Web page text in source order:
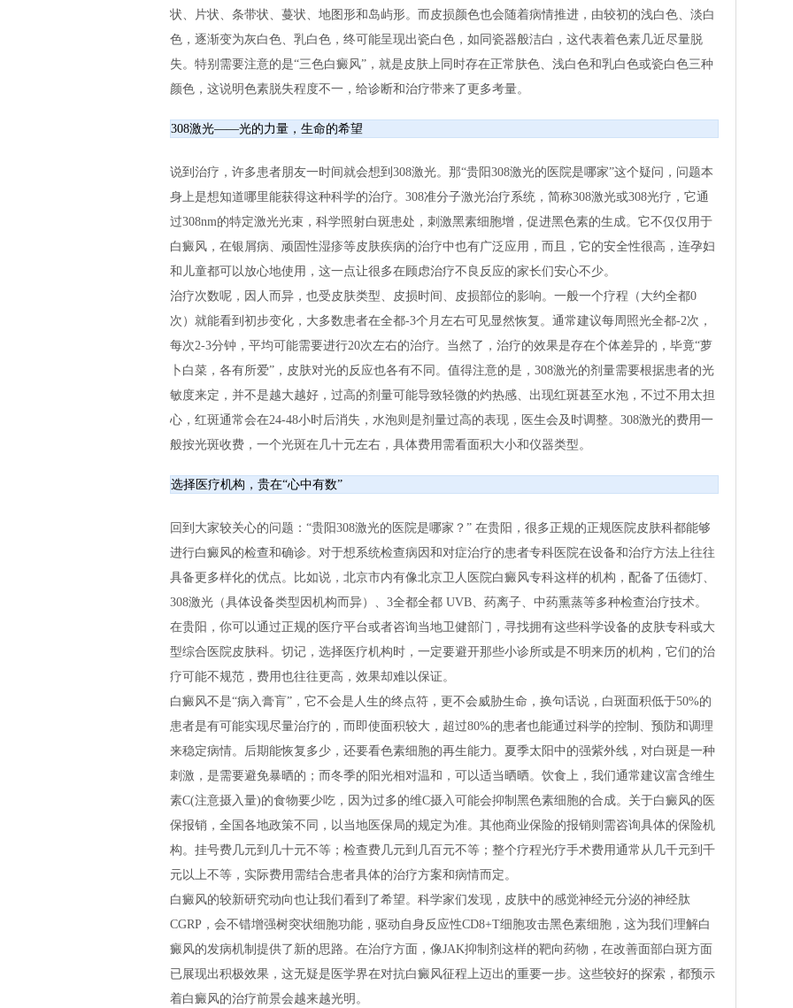
状、片状、条带状、蔓状、地图形和岛屿形。而皮损颜色也会随着病情推进，由较初的浅白色、淡白
色，逐渐变为灰白色、乳白色，终可能呈现出瓷白色，如同瓷器般洁白，这代表着色素几近尽量脱
失。特别需要注意的是“三色白癜风”，就是皮肤上同时存在正常肤色、浅白色和乳白色或瓷白色三种
颜色，这说明色素脱失程度不一，给诊断和治疗带来了更多考量。
308激光——光的力量，生命的希望
说到治疗，许多患者朋友一时间就会想到308激光。那“贵阳308激光的医院是哪家”这个疑问，问题本
身上是想知道哪里能获得这种科学的治疗。308准分子激光治疗系统，简称308激光或308光疗，它通
过308nm的特定激光光束，科学照射白斑患处，刺激黑素细胞增，促进黑色素的生成。它不仅仅用于
白癜风，在银屑病、顽固性湿疹等皮肤疾病的治疗中也有广泛应用，而且，它的安全性很高，连孕妇
和儿童都可以放心地使用，这一点让很多在顾虑治疗不良反应的家长们安心不少。
治疗次数呢，因人而异，也受皮肤类型、皮损时间、皮损部位的影响。一般一个疗程（大约全都0
次）就能看到初步变化，大多数患者在全都-3个月左右可见显然恢复。通常建议每周照光全都-2次，
每次2-3分钟，平均可能需要进行20次左右的治疗。当然了，治疗的效果是存在个体差异的，毕竟“萝
卜白菜，各有所爱”，皮肤对光的反应也各有不同。值得注意的是，308激光的剂量需要根据患者的光
敏度来定，并不是越大越好，过高的剂量可能导致轻微的灼热感、出现红斑甚至水泡，不过不用太担
心，红斑通常会在24-48小时后消失，水泡则是剂量过高的表现，医生会及时调整。308激光的费用一
般按光斑收费，一个光斑在几十元左右，具体费用需看面积大小和仪器类型。
选择医疗机构，贵在“心中有数”
回到大家较关心的问题：“贵阳308激光的医院是哪家？” 在贵阳，很多正规的正规医院皮肤科都能够
进行白癜风的检查和确诊。对于想系统检查病因和对症治疗的患者专科医院在设备和治疗方法上往往
具备更多样化的优点。比如说，北京市内有像北京卫人医院白癜风专科这样的机构，配备了伍德灯、
308激光（具体设备类型因机构而异）、3全都全都 UVB、药离子、中药熏蒸等多种检查治疗技术。
在贵阳，你可以通过正规的医疗平台或者咨询当地卫健部门，寻找拥有这些科学设备的皮肤专科或大
型综合医院皮肤科。切记，选择医疗机构时，一定要避开那些小诊所或是不明来历的机构，它们的治
疗可能不规范，费用也往往更高，效果却难以保证。
白癜风不是“病入膏肓”，它不会是人生的终点符，更不会威胁生命，换句话说，白斑面积低于50%的
患者是有可能实现尽量治疗的，而即使面积较大，超过80%的患者也能通过科学的控制、预防和调理
来稳定病情。后期能恢复多少，还要看色素细胞的再生能力。夏季太阳中的强紫外线，对白斑是一种
刺激，是需要避免暴晒的；而冬季的阳光相对温和，可以适当晒晒。饮食上，我们通常建议富含维生
素C(注意摄入量)的食物要少吃，因为过多的维C摄入可能会抑制黑色素细胞的合成。关于白癜风的医
保报销，全国各地政策不同，以当地医保局的规定为准。其他商业保险的报销则需咨询具体的保险机
构。挂号费几元到几十元不等；检查费几元到几百元不等；整个疗程光疗手术费用通常从几千元到千
元以上不等，实际费用需结合患者具体的治疗方案和病情而定。
白癜风的较新研究动向也让我们看到了希望。科学家们发现，皮肤中的感觉神经元分泌的神经肽
CGRP，会不错增强树突状细胞功能，驱动自身反应性CD8+T细胞攻击黑色素细胞，这为我们理解白
癜风的发病机制提供了新的思路。在治疗方面，像JAK抑制剂这样的靶向药物，在改善面部白斑方面
已展现出积极效果，这无疑是医学界在对抗白癜风征程上迈出的重要一步。这些较好的探索，都预示
着白癜风的治疗前景会越来越光明。